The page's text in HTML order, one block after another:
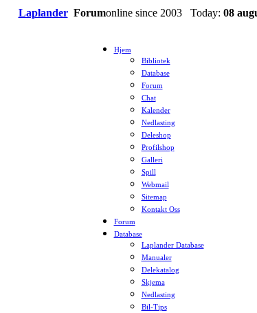
Laplander Forumonline since 2003 Today: 08
Hjem
Bibliotek
Database
Forum
Chat
Kalender
Nedlasting
Deleshop
Profilshop
Galleri
Spill
Webmail
Sitemap
Kontakt Oss
Forum
Database
Laplander Database
Manualer
Delekatalog
Skjema
Nedlasting
Bil-Tips